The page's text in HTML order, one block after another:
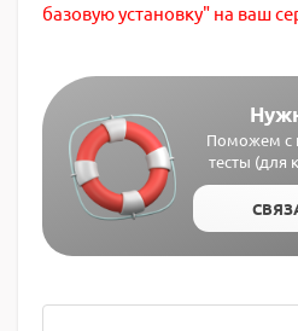
базовую установку" на ваш
Поможем с
тесты (для